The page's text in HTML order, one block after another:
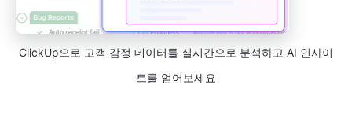
ClickUp으로 고객 감정 데이터를 실시간으로 분석하고 AI 인사이
트를 얻어보세요